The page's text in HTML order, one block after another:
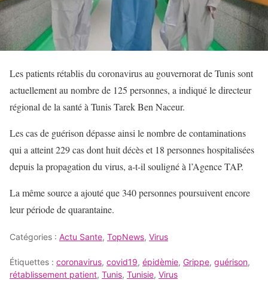
Les patients rétablis du coronavirus au gouvernorat de Tunis sont
actuellement au nombre de 125 personnes, a indiqué le directeur
régional de la santé à Tunis Tarek Ben Naceur.
Les cas de guérison dépasse ainsi le nombre de contaminations
qui a atteint 229 cas dont huit décès et 18 personnes hospitalisées
depuis la propagation du virus, a-t-il souligné à l’Agence TAP.
La même source a ajouté que 340 personnes poursuivent encore
leur période de quarantaine.
Catégories : Actu Sante, TopNews, Virus
Étiquettes : coronavirus, covid19, épidèmie, Grippe, guérison,
rétablissement patient, Tunis, Tunisie, Virus